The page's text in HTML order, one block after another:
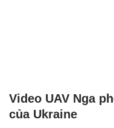
Video UAV Nga
của Ukraine